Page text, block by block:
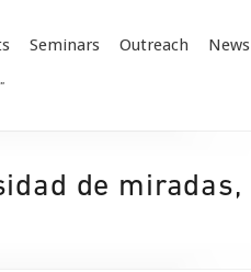
Seminars Outreach News
de miradas,